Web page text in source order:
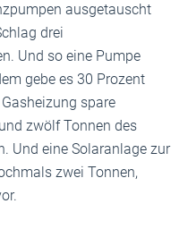
ausgetauscht
drei
Und so eine Pumpe
gebe es 30 Prozent
spare
zwölf Tonnen des
Und eine Solaranlage zur
zwei Tonnen,